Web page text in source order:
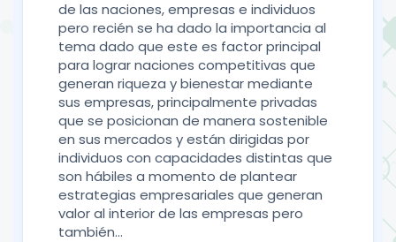
de las naciones, empresas e individuos
pero recién se ha dado la importancia al
tema dado que este es factor principal
para lograr naciones competitivas que
generan riqueza y bienestar mediante
sus empresas, principalmente privadas
que se posicionan de manera sostenible
en sus mercados y están dirigidas por
individuos con capacidades distintas que
son hábiles a momento de plantear
estrategias empresariales que generan
valor al interior de las empresas pero
también...